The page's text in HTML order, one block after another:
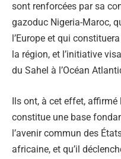
sont renforcées par sa
gazoduc Nigeria-Maroc,
l’Europe et qui
la région, et l’initiative
du Sahel à l’Océan
Ils ont, à cet effet,
constitue une base
l’avenir commun des
africaine, et qu’il